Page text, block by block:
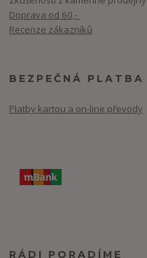
Doprava od 60,-
Recenze zákazníků
BEZPEČNÁ PLATBA
Platby kartou a on-line převody
RÁDI PORADÍME